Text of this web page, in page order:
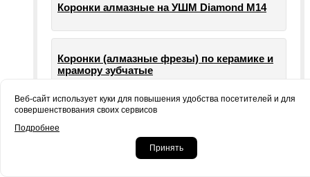
Коронки алмазные на УШМ Diamond М14
Коронки (алмазные фрезы) по керамике и
мрамору зубчатые
машин УШМ болгарки
Веб-сайт использует куки для повышения удобства посетителей и для
совершенствования своих сервисов
Подробнее
Принять